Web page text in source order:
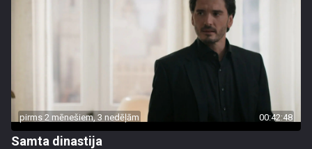
pirms 2 mēnešiem, 3 nedēļām 00:42:48
Samta dinastija